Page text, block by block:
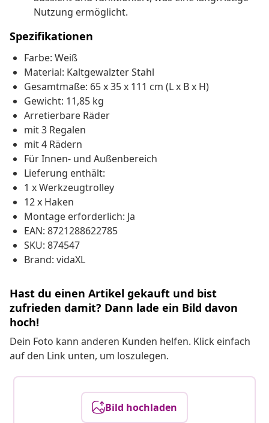
Nutzung ermöglicht.
Spezifikationen
Farbe: Weiß
Material: Kaltgewalzter Stahl
Gesamtmaße: 65 x 35 x 111 cm (L x B x H)
Gewicht: 11,85 kg
Arretierbare Räder
mit 3 Regalen
mit 4 Rädern
Für Innen- und Außenbereich
Lieferung enthält:
1 x Werkzeugtrolley
12 x Haken
Montage erforderlich: Ja
EAN: 8721288622785
SKU: 874547
Brand: vidaXL
Hast du einen Artikel gekauft und bist
zufrieden damit? Dann lade ein Bild davon
hoch!
Dein Foto kann anderen Kunden helfen. Klick einfach
auf den Link unten, um loszulegen.
Bild hochladen